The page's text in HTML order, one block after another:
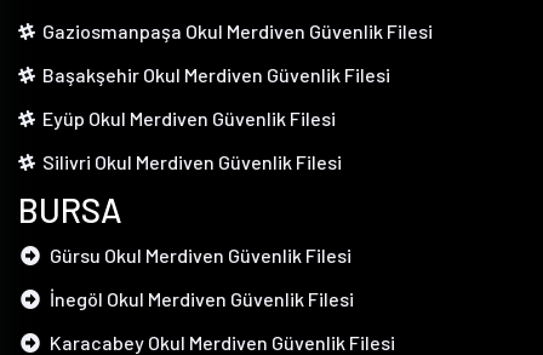
Gaziosmanpaşa Okul Merdiven Güvenlik Filesi
Başakşehir Okul Merdiven Güvenlik Filesi
Eyüp Okul Merdiven Güvenlik Filesi
Silivri Okul Merdiven Güvenlik Filesi
BURSA
Gürsu Okul Merdiven Güvenlik Filesi
İnegöl Okul Merdiven Güvenlik Filesi
Karacabey Okul Merdiven Güvenlik Filesi